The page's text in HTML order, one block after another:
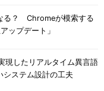
る？ Chromeが模索する
ップデート」
現したリアルタイム異言語
ステム設計の工夫